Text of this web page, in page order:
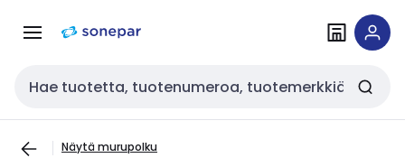
navigointiinsisältöön
Haku
Näytä murupolku